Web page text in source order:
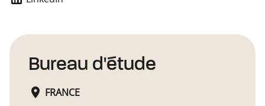
Bureau d'étude
FRANCE